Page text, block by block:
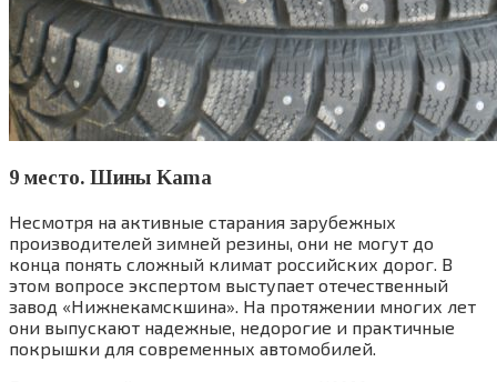
9 место. Шины Kama
Несмотря на активные старания зарубежных
производителей зимней резины, они не могут до
конца понять сложный климат российских дорог. В
этом вопросе экспертом выступает отечественный
завод «Нижнекамскшина». На протяжении многих лет
они выпускают надежные, недорогие и практичные
покрышки для современных автомобилей.